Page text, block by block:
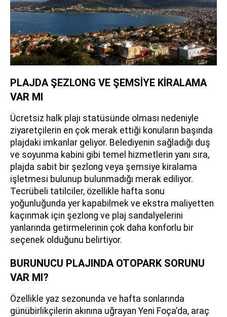
PLAJDA ŞEZLONG VE ŞEMSİYE KİRALAMA
VAR MI
Ücretsiz halk plajı statüsünde olması nedeniyle
ziyaretçilerin en çok merak ettiği konuların başında
plajdaki imkanlar geliyor. Belediyenin sağladığı duş
ve soyunma kabini gibi temel hizmetlerin yanı sıra,
plajda sabit bir şezlong veya şemsiye kiralama
işletmesi bulunup bulunmadığı merak ediliyor.
Tecrübeli tatilciler, özellikle hafta sonu
yoğunluğunda yer kapabilmek ve ekstra maliyetten
kaçınmak için şezlong ve plaj sandalyelerini
yanlarında getirmelerinin çok daha konforlu bir
seçenek olduğunu belirtiyor.
BURUNUCU PLAJINDA OTOPARK SORUNU
VAR MI?
Özellikle yaz sezonunda ve hafta sonlarında
günübirlikçilerin akınına uğrayan Yeni Foça'da, araç